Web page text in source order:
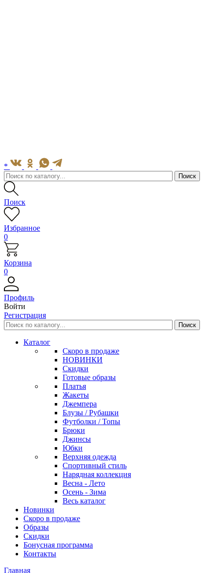
*
Поиск
Избранное
0
Корзина
0
Профиль
Войти
Регистрация
Каталог
Скоро в продаже
НОВИНКИ
Скидки
Готовые образы
Платья
Жакеты
Джемпера
Блузы / Рубашки
Футболки / Топы
Брюки
Джинсы
Юбки
Верхняя одежда
Спортивный стиль
Нарядная коллекция
Весна - Лето
Осень - Зима
Весь каталог
Новинки
Скоро в продаже
Образы
Скидки
Бонусная программа
Контакты
Главная